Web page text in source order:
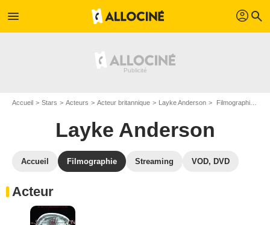
menu profil search
Accueil Stars Acteurs Acteur britannique Layke Anderson Filmographie Layke Anderson
Layke Anderson
Accueil Filmographie Streaming VOD, DVD
Acteur